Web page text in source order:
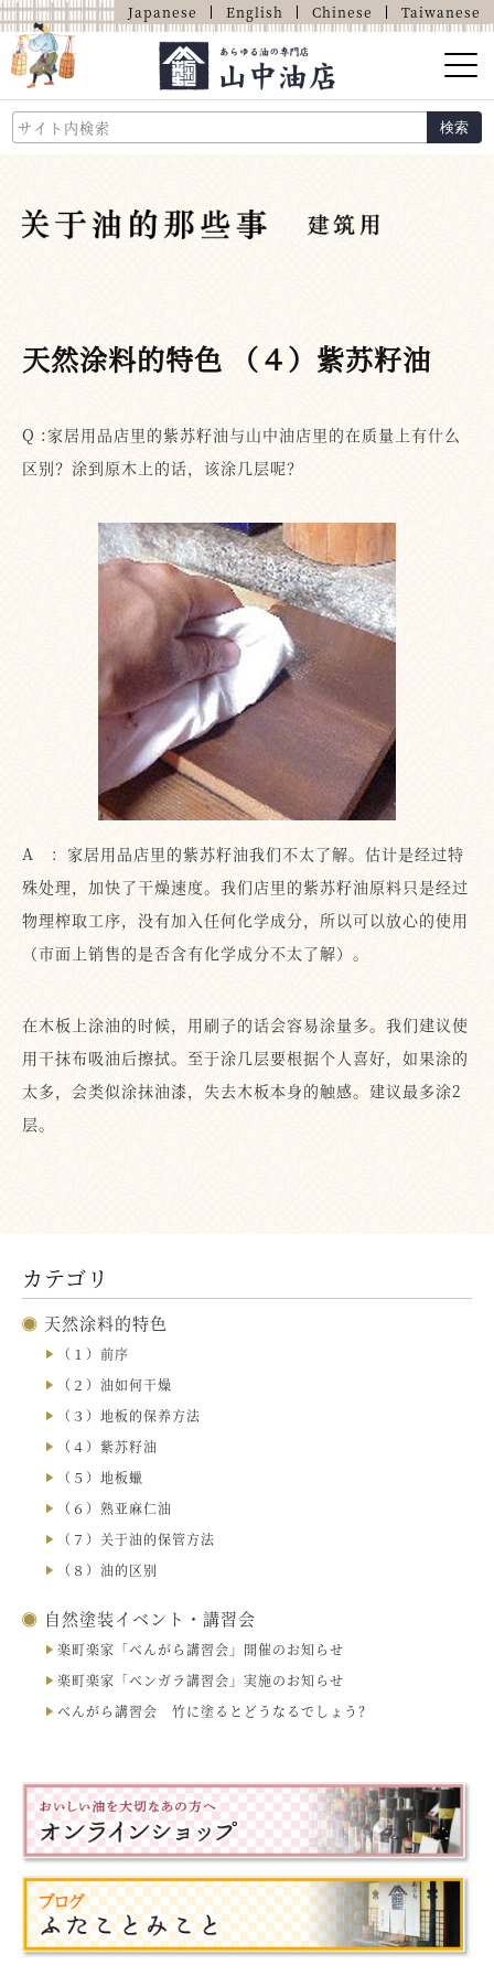
Japanese English Chinese Taiwanese
検索
山中油店的介绍
商品介绍
天然涂料的特色 （４）紫苏籽油
Q :家居用品店里的紫苏籽油与山中油店里的在质量上有什么
区别？涂到原木上的话，该涂几层呢？
A ：家居用品店里的紫苏籽油我们不太了解。估计是经过特
殊处理，加快了干燥速度。我们店里的紫苏籽油原料只是经过
物理榨取工序，没有加入任何化学成分，所以可以放心的使用
（市面上销售的是否含有化学成分不太了解）。
在木板上涂油的时候，用刷子的话会容易涂量多。我们建议使
用干抹布吸油后擦拭。至于涂几层要根据个人喜好，如果涂的
太多，会类似涂抹油漆，失去木板本身的触感。建议最多涂2
层。
カテゴリ
天然涂料的特色
（１）前序
（２）油如何干燥
（３）地板的保养方法
（４）紫苏籽油
（５）地板蠟
（６）熟亚麻仁油
（７）关于油的保管方法
（８）油的区别
自然塗装イベント・講習会
楽町楽家「べんがら講習会」開催のお知らせ
楽町楽家「ベンガラ講習会」実施のお知らせ
べんがら講習会 竹に塗るとどうなるでしょう？